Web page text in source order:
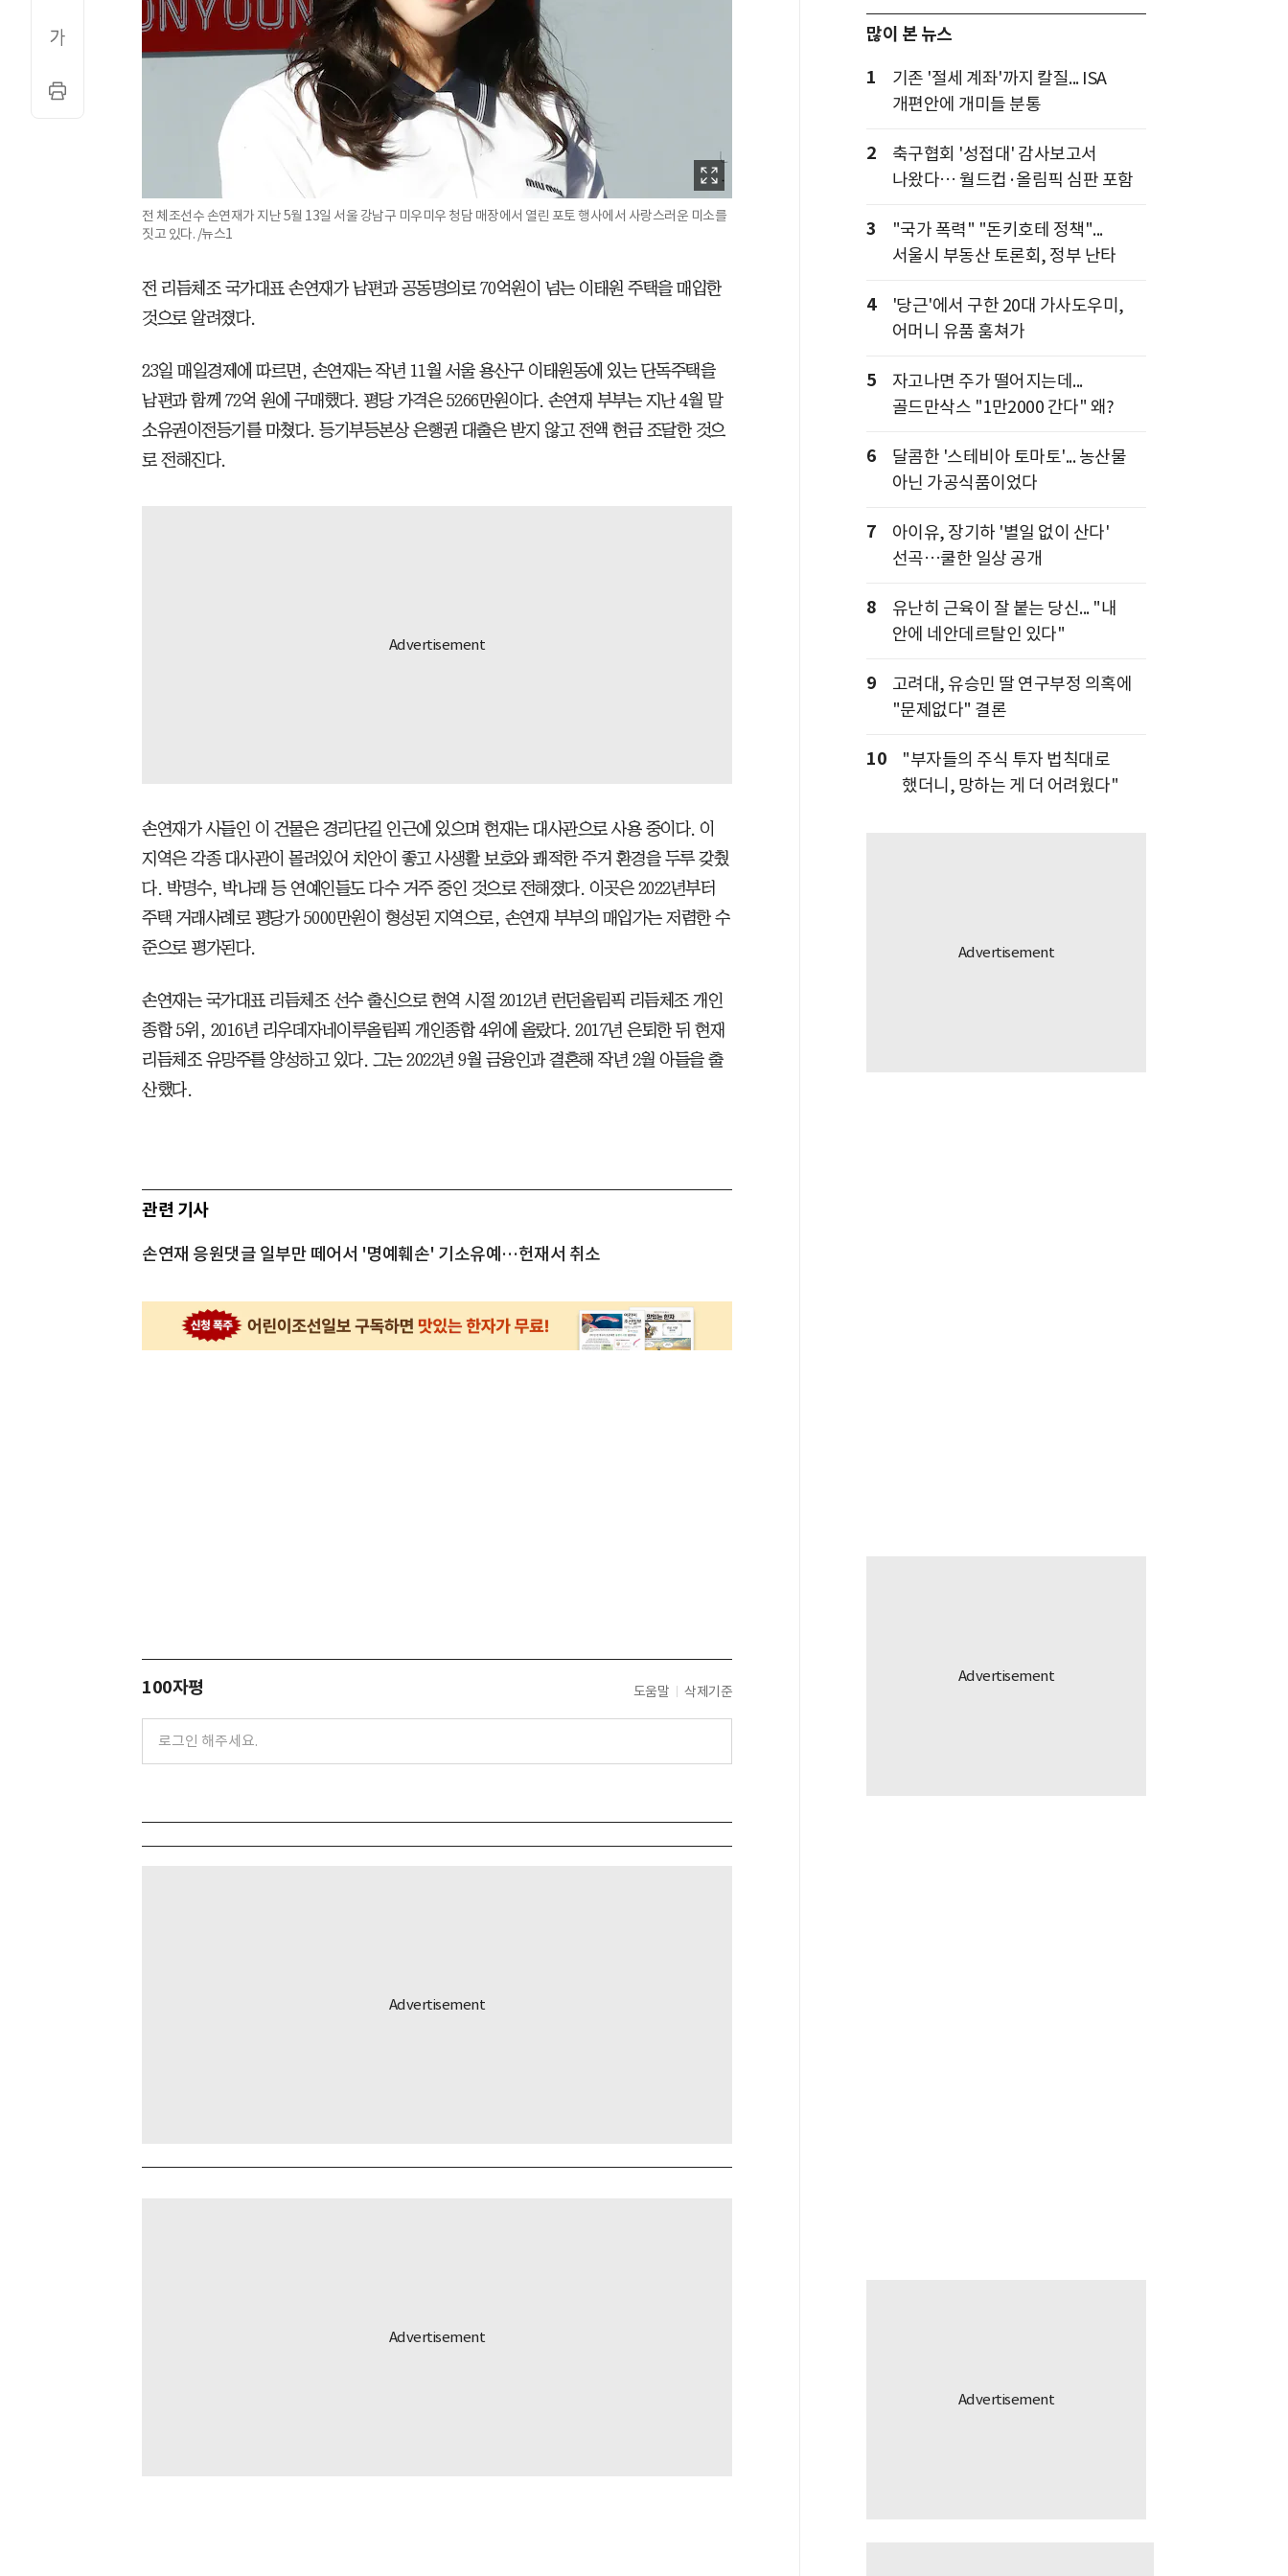
전 체조선수 손연재가 지난 5월 13일 서울 강남구 미우미우 청담 매장에서 열린 포토 행사에서 사랑스러운 미소를
짓고 있다. /뉴스1
전 리듬체조 국가대표 손연재가 남편과 공동명의로 70억원이 넘는 이태원 주택을 매입한
것으로 알려졌다.
23일 매일경제에 따르면, 손연재는 작년 11월 서울 용산구 이태원동에 있는 단독주택을
남편과 함께 72억 원에 구매했다. 평당 가격은 5266만원이다. 손연재 부부는 지난 4월 말
소유권이전등기를 마쳤다. 등기부등본상 은행권 대출은 받지 않고 전액 현금 조달한 것으
로 전해진다.
손연재가 사들인 이 건물은 경리단길 인근에 있으며 현재는 대사관으로 사용 중이다. 이
지역은 각종 대사관이 몰려있어 치안이 좋고 사생활 보호와 쾌적한 주거 환경을 두루 갖췄
다. 박명수, 박나래 등 연예인들도 다수 거주 중인 것으로 전해졌다. 이곳은 2022년부터
주택 거래사례로 평당가 5000만원이 형성된 지역으로, 손연재 부부의 매입가는 저렴한 수
준으로 평가된다.
손연재는 국가대표 리듬체조 선수 출신으로 현역 시절 2012년 런던올림픽 리듬체조 개인
종합 5위, 2016년 리우데자네이루올림픽 개인종합 4위에 올랐다. 2017년 은퇴한 뒤 현재
리듬체조 유망주를 양성하고 있다. 그는 2022년 9월 금융인과 결혼해 작년 2월 아들을 출
산했다.
관련 기사
손연재 응원댓글 일부만 떼어서 '명예훼손' 기소유예…헌재서 취소
100자평 도움말 삭제기준
많이 본 뉴스
1
기존 '절세 계좌'까지 칼질... ISA
개편안에 개미들 분통
2
축구협회 '성접대' 감사보고서
나왔다… 월드컵·올림픽 심판 포함
3
"국가 폭력" "돈키호테 정책"...
서울시 부동산 토론회, 정부 난타
4
'당근'에서 구한 20대 가사도우미,
어머니 유품 훔쳐가
5
자고나면 주가 떨어지는데...
골드만삭스 "1만2000 간다" 왜?
6
달콤한 '스테비아 토마토'... 농산물
아닌 가공식품이었다
7
아이유, 장기하 '별일 없이 산다'
선곡…쿨한 일상 공개
8
유난히 근육이 잘 붙는 당신... "내
안에 네안데르탈인 있다"
9
고려대, 유승민 딸 연구부정 의혹에
"문제없다" 결론
10
"부자들의 주식 투자 법칙대로
했더니, 망하는 게 더 어려웠다"